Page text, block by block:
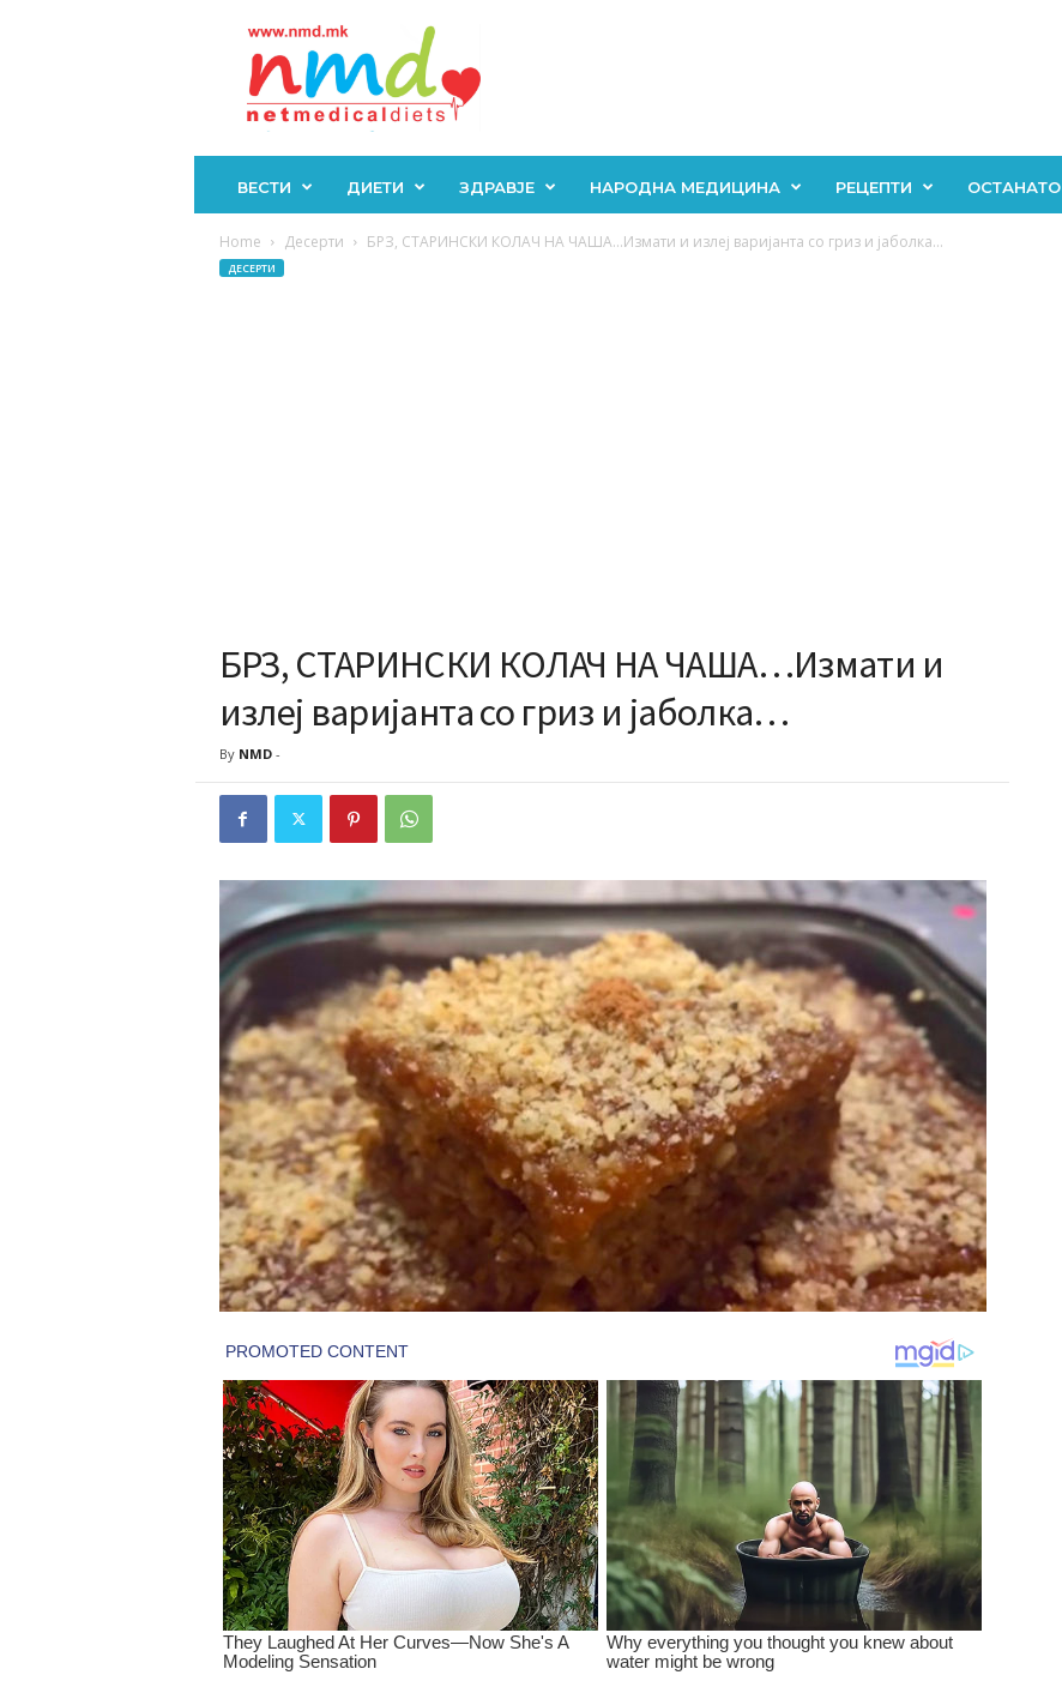
ВЕСТИ ДИЕТИ ЗДРАВЈЕ НАРОДНА МЕДИЦИНА РЕЦЕПТИ ОСТАНАТО
Home Десерти БРЗ, СТАРИНСКИ КОЛАЧ НА ЧАША…Измати и излеј варијанта со гриз и јаболка…
ДЕСЕРТИ
БРЗ, СТАРИНСКИ КОЛАЧ НА ЧАША…Измати и
излеј варијанта со гриз и јаболка…
By NMD-